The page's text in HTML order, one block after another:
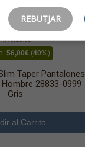
140,00€
IVA incluido
56,00€(40%)
Taper Pantalones
28833-0999
Gris
REBUTJAR